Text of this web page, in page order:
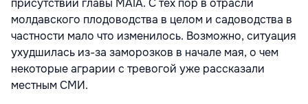
присутствии главы MAIA. С тех пор в отрасли
молдавского плодоводства в целом и садоводства в
частности мало что изменилось. Возможно, ситуация
ухудшилась из-за заморозков в начале мая, о чем
некоторые аграрии с тревогой уже рассказали
местным СМИ.